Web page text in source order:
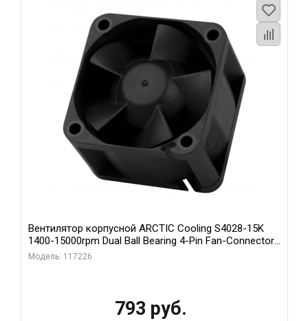
Вентилятор корпусной ARCTIC Cooling S4028-15K
1400-15000rpm Dual Ball Bearing 4-Pin Fan-Connector
(ACFAN00264A)
Модель: 117226
793 руб.